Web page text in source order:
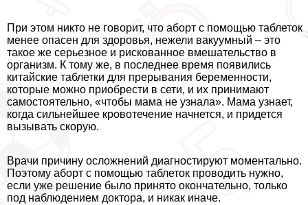
При этом никто не говорит, что aбopт с помощью таблеток
менее опасен для здоровья, нежели вакуумный – это
такое же серьезное и рискованное вмешательство в
организм. К тому же, в последнее время появились
китайские таблетки для прерывания беременности,
которые можно приобрести в сети, и их принимают
самостоятельно, «чтобы мама не узнала». Мама узнает,
когда сильнейшее кровотечение начнется, и придется
вызывать скорую.
Врачи причину осложнений диагностируют моментально.
Поэтому aбopт с помощью таблеток проводить нужно,
если уже решение было принято окончательно, только
под наблюдением доктора, и никак иначе.